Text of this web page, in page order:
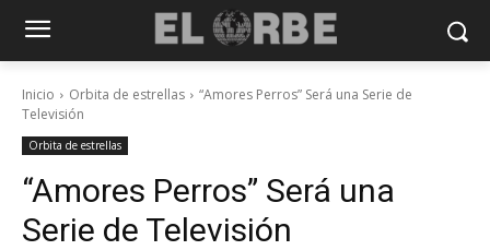
Inicio Orbita de estrellas
“Amores Perros” Será una Serie de
Televisión
Orbita de estrellas
“Amores Perros” Será una
Serie de Televisión